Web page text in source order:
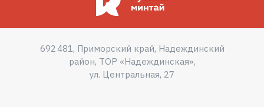
692 481, Приморский край, Надеждинский
район, ТОР «Надеждинская»,
ул. Центральная, 27